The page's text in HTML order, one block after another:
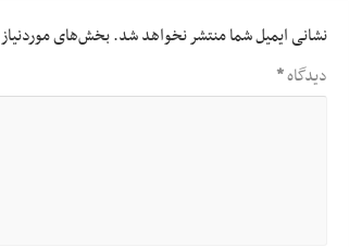
نشانی ایمیل شما منتشر نخواهد شد.بخش‌های
دیدگاه*